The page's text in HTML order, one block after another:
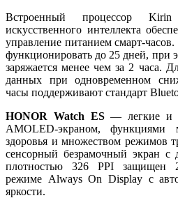
Встроенный процессор
искусственного интеллекта
управление питанием смарт-
функционировать до 25 дней, при
заряжается менее чем за 2 часа.
данных при одновременном
часы поддерживают стандарт
HONOR Watch ES— легкие и
AMOLED-экраном, функциями
здоровья и множеством режимов
сенсорный безрамочный экран
плотностью 326 PPI защищен
режиме Always On Display с
яркости.